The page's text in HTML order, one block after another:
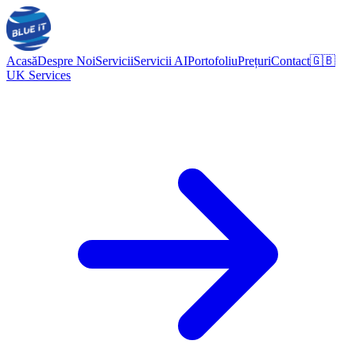
AcasăDespre NoiServiciiServicii AIPortofoliuPrețuriContact🇬🇧
UK Services